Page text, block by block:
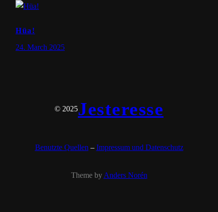
Hüa!
24. March 2025
© 2025Jesteresse
Benutzte Quellen – Impressum und Datenschutz
Theme by Anders Norén